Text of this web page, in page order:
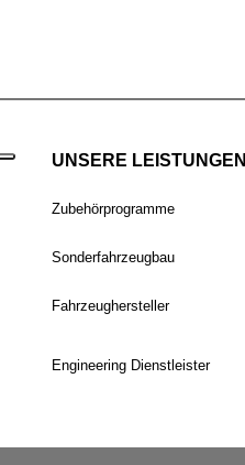
UNSERE LEISTUNGEN
Zubehörprogramme
Sonderfahrzeugbau
Fahrzeughersteller
Engineering Dienstleister